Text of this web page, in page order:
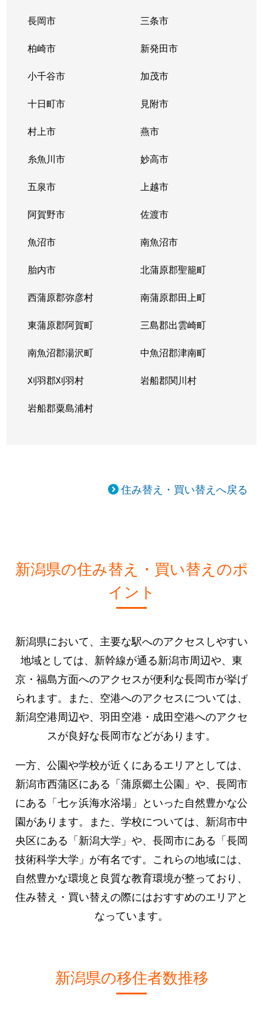
長岡市 三条市
柏崎市 新発田市
小千谷市 加茂市
十日町市 見附市
村上市 燕市
糸魚川市 妙高市
五泉市 上越市
阿賀野市 佐渡市
魚沼市 南魚沼市
胎内市 北蒲原郡聖籠町
西蒲原郡弥彦村 南蒲原郡田上町
東蒲原郡阿賀町 三島郡出雲崎町
南魚沼郡湯沢町 中魚沼郡津南町
刈羽郡刈羽村 岩船郡関川村
岩船郡粟島浦村
住み替え・買い替えへ戻る
新潟県の住み替え・買い替えのポ
イント
新潟県において、主要な駅へのアクセスしやすい
地域としては、新幹線が通る新潟市周辺や、東
京・福島方面へのアクセスが便利な長岡市が挙げ
られます。また、空港へのアクセスについては、
新潟空港周辺や、羽田空港・成田空港へのアクセ
スが良好な長岡市などがあります。
一方、公園や学校が近くにあるエリアとしては、
新潟市西蒲区にある「蒲原郷土公園」や、長岡市
にある「七ヶ浜海水浴場」といった自然豊かな公
園があります。また、学校については、新潟市中
央区にある「新潟大学」や、長岡市にある「長岡
技術科学大学」が有名です。これらの地域には、
自然豊かな環境と良質な教育環境が整っており、
住み替え・買い替えの際にはおすすめのエリアと
なっています。
新潟県の移住者数推移